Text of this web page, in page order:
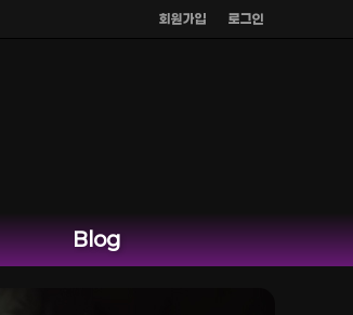
회원가입 로그인
오톡 외 다른 채팅은 운영하지 않습니다.
Blog